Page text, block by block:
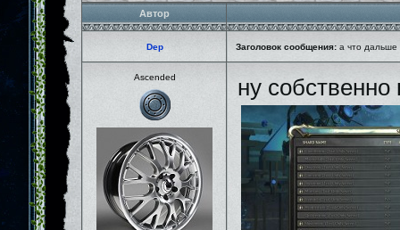
Автор
Dep Заголовок сообщения: а что дальше
Ascended ну собственно